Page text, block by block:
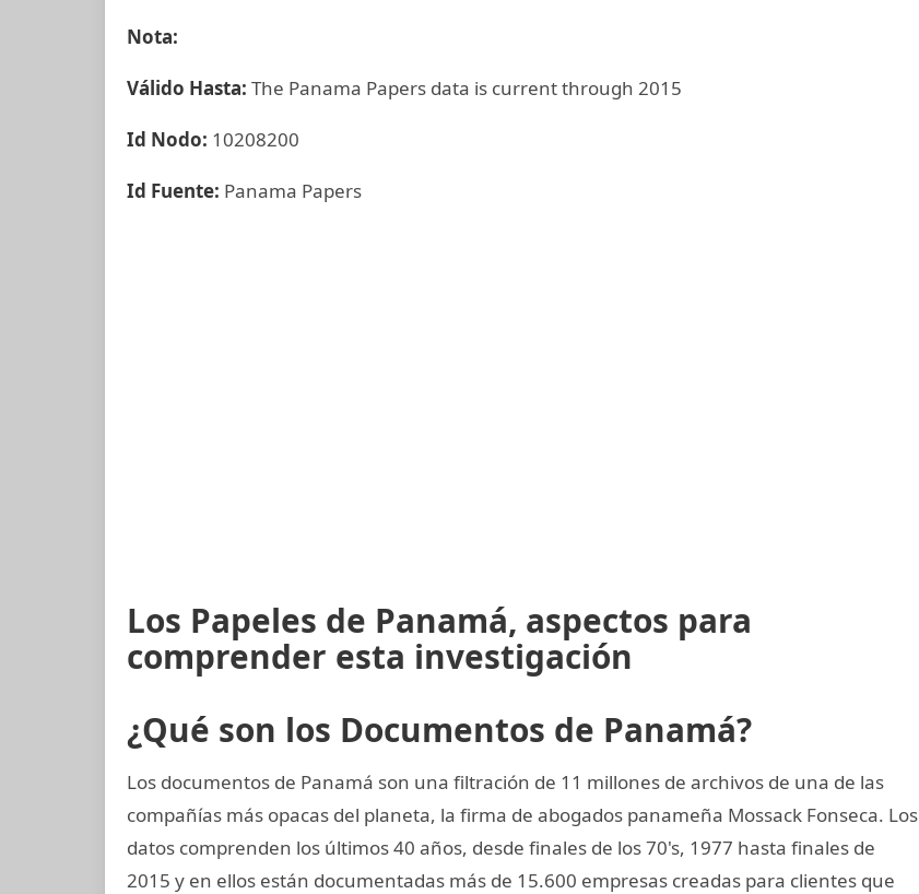
Nota:
Válido Hasta: The Panama Papers data is current through 2015
Id Nodo: 10208200
Id Fuente: Panama Papers
Los Papeles de Panamá, aspectos para
comprender esta investigación
¿Qué son los Documentos de Panamá?
Los documentos de Panamá son una filtración de 11 millones de archivos de una de las
compañías más opacas del planeta, la firma de abogados panameña Mossack Fonseca. Los
datos comprenden los últimos 40 años, desde finales de los 70's, 1977 hasta finales de
2015 y en ellos están documentadas más de 15.600 empresas creadas para clientes que